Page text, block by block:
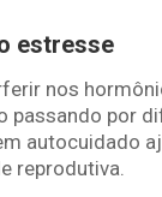
estresse
nos
passando por
autocuidado
reprodutiva.